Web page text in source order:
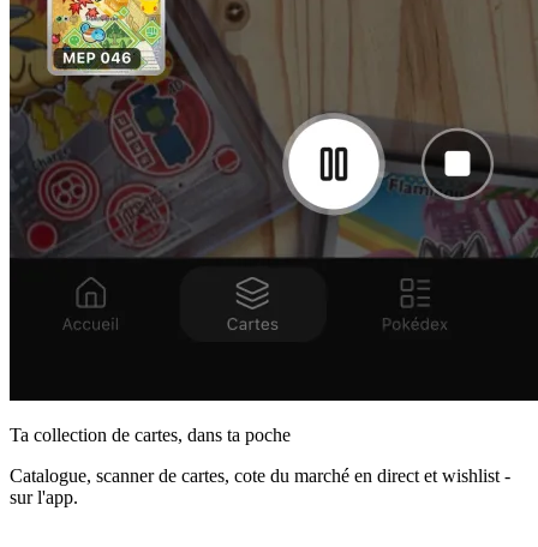
Ta collection de cartes, dans ta poche
Catalogue, scanner de cartes, cote du marché en direct et wishlist -
sur l'app.